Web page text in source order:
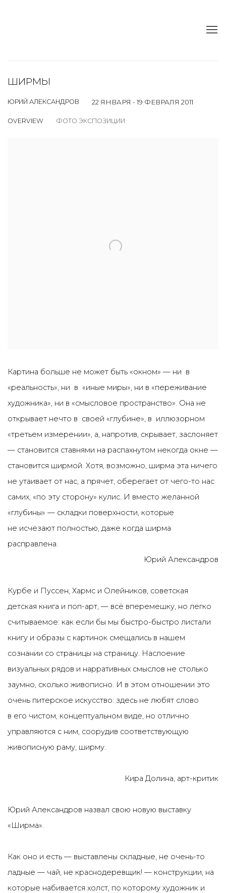
ШИРМЫ
ЮРИЙ АЛЕКСАНДРОВ 22 ЯНВАРЯ - 19 ФЕВРАЛЯ 2011
OVERVIEW ФОТО ЭКСПОЗИЦИИ
Картина больше не может быть «окном» — ни в
«реальность», ни в «иные миры», ни в «переживание
художника», ни в «смысловое пространство». Она не
открывает нечто в своей «глубине», в иллюзорном
«третьем измерении», а, напротив, скрывает, заслоняет
— становится ставнями на распахнутом некогда окне —
становится ширмой. Хотя, возможно, ширма эта ничего
не утаивает от нас, а прячет, оберегает от чего-то нас
самих, «по эту сторону» кулис. И вместо желанной
«глубины» — складки поверхности, которые
не исчезают полностью, даже когда ширма
расправлена.
Юрий Александров
Курбе и Пуссен, Хармс и Олейников, советская
детская книга и поп-арт, — всё вперемешку, но легко
считываемое: как если бы мы быстро-быстро листали
книгу и образы с картинок смещались в нашем
сознании со страницы на страницу. Наслоение
визуальных рядов и нарративных смыслов не столько
заумно, сколько живописно. И в этом отношении это
очень питерское искусство: здесь не любят слово
в его чистом, концептуальном виде, но отлично
управляются с ним, соорудив соответствующую
живописную раму, ширму.
Кира Долина, арт-критик
Юрий Александров назвал свою новую выставку
«Ширма».
Как оно и есть — выставлены складные, не очень-то
ладные — чай, не краснодеревщик! — конструкции, на
которые набивается холст, по которому художник и